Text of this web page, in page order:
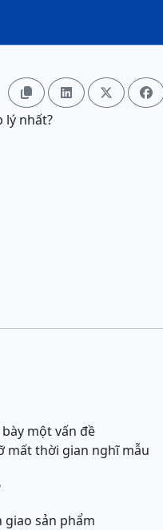
   
lý nhất?
một vấn đề
mất thời gian nghĩ mẫu
giao sản phẩm